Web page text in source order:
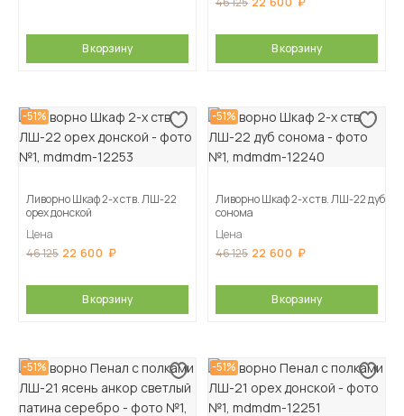
В корзину В корзину
-51%
Ливорно Шкаф 2-х ств. ЛШ-22
орех донской
Цена
46 125 22 600
В корзину
-51%
Ливорно Шкаф 2-х ств. ЛШ-22 дуб
сонома
Цена
46 125 22 600
В корзину
-51% -51%